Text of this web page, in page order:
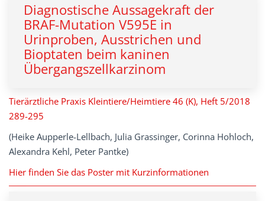
Diagnostische Aussagekraft der
BRAF-Mutation V595E in
Urinproben, Ausstrichen und
Bioptaten beim kaninen
Übergangszellkarzinom
Tierärztliche Praxis Kleintiere/Heimtiere 46 (K), Heft 5/2018
289-295
(Heike Aupperle-Lellbach, Julia Grassinger, Corinna Hohloch,
Alexandra Kehl, Peter Pantke)
Hier finden Sie das Poster mit Kurzinformationen